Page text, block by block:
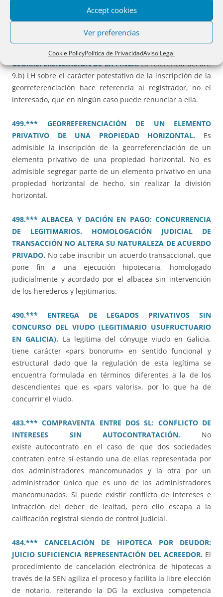
Accept cookies
Ver preferencias
Cookie PolicyPolítica de PrivacidadAviso Legal
imputable a la cuota legitimaria y en el exceso al tercio de
mejora y libre disposición.
506.*** OBRA NUEVA E INSCRIPCIÓN DE LA
GEORREFERENCIACIÓN DE LA FINCA.La referencia del art.
9.b) LH sobre el carácter potestativo de la inscripción de la
georreferenciación hace referencia al registrador, no el
interesado, que en ningún caso puede renunciar a ella.
499.*** GEORREFERENCIACIÓN DE UN ELEMENTO
PRIVATIVO DE UNA PROPIEDAD HORIZONTAL.
Es
admisible la inscripción de la georreferenciación de un
elemento privativo de una propiedad horizontal. No es
admisible segregar parte de un elemento privativo en una
propiedad horizontal de hecho, sin realizar la división
horizontal.
498.*** ALBACEA Y DACIÓN EN PAGO: CONCURRENCIA
DE LEGITIMARIOS. HOMOLOGACIÓN JUDICIAL DE
TRANSACCIÓN NO ALTERA SU NATURALEZA DE ACUERDO
PRIVADO. No cabe inscribir un acuerdo transaccional, que
pone fin a una ejecución hipotecaria, homologado
judicialmente y acordado por el albacea sin intervención
de los herederos y legitimarios.
490.*** ENTREGA DE LEGADOS PRIVATIVOS SIN
CONCURSO DEL VIUDO (LEGITIMARIO USUFRUCTUARIO
EN GALICIA). La legitima del cónyuge viudo en Galicia,
tiene carácter «pars bonorum» en sentido funcional y
estructural dado que la regulación de esta legítima se
encuentra formulada en términos diferentes a la de los
descendientes que es «pars valoris», por lo que ha de
concurrir el viudo.
483.*** COMPRAVENTA ENTRE DOS SL: CONFLICTO DE
INTERESES SIN AUTOCONTRATACIÓN. No
existe autocontrato en el caso de que dos sociedades
contraten entre sí estando una de ellas representada por
dos administradores mancomunados y la otra por un
administrador único que es uno de los administradores
mancomunados. Sí puede existir conflicto de intereses e
infracción del deber de lealtad, pero ello escapa a la
calificación registral siendo de control judicial.
484.*** CANCELACIÓN DE HIPOTECA POR DEUDOR:
JUICIO SUFICIENCIA REPRESENTACIÓN DEL ACREEDOR. El
procedimiento de cancelación electrónica de hipotecas a
través de la SEN agiliza el proceso y facilita la libre elección
de notario, reiterando la DG la exclusiva competencia